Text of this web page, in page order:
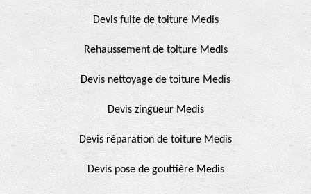
Devis fuite de toiture Medis
Rehaussement de toiture Medis
Devis nettoyage de toiture Medis
Devis zingueur Medis
Devis réparation de toiture Medis
Devis pose de gouttière Medis